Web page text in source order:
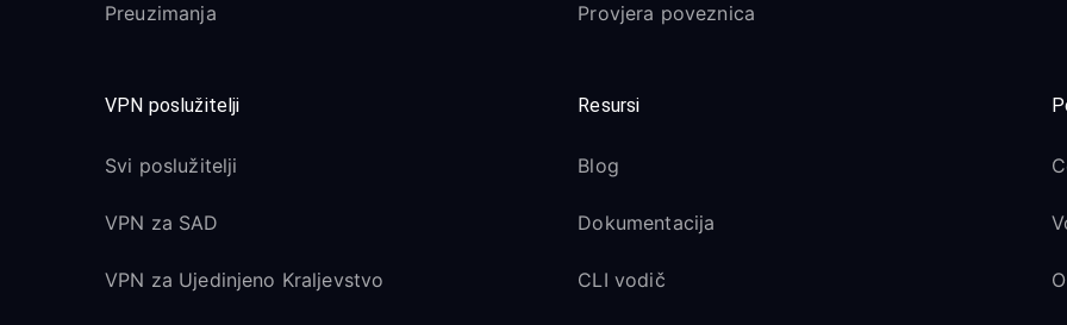
Preuzimanja Provjera poveznica
VPN poslužitelji
Svi poslužitelji
VPN za SAD
VPN za Ujedinjeno Kraljevstvo
Resursi
Blog
Dokumentacija
CLI vodič